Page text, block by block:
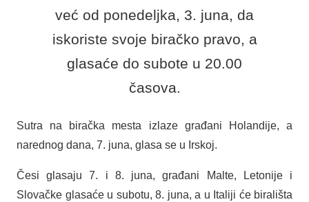
već od ponedeljka, 3. juna, da
iskoriste svoje biračko pravo, a
glasaće do subote u 20.00
časova.
Sutra na biračka mesta izlaze građani Holandije, a
narednog dana, 7. juna, glasa se u Irskoj.
Česi glasaju 7. i 8. juna, građani Malte, Letonije i
Slovačke glasaće u subotu, 8. juna, a u Italiji će birališta